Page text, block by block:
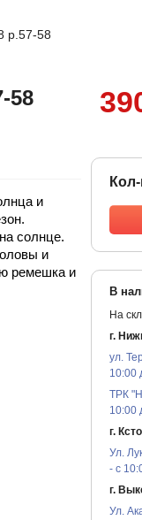
р.57-58
58
и
солнце.
и
ремешка и
В
На
г.
ул.
10:00
ТРК
10:00
г.
Ул.
- с
г.
Ул.